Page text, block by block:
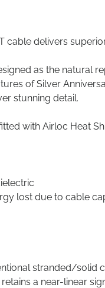
cable delivers
as the natural
of Silver
stunning detail.
with Airloc Heat
lost due to cable
stranded/solid
a near-linear